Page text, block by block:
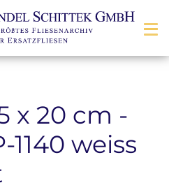
x 20 cm -
1140 weiss